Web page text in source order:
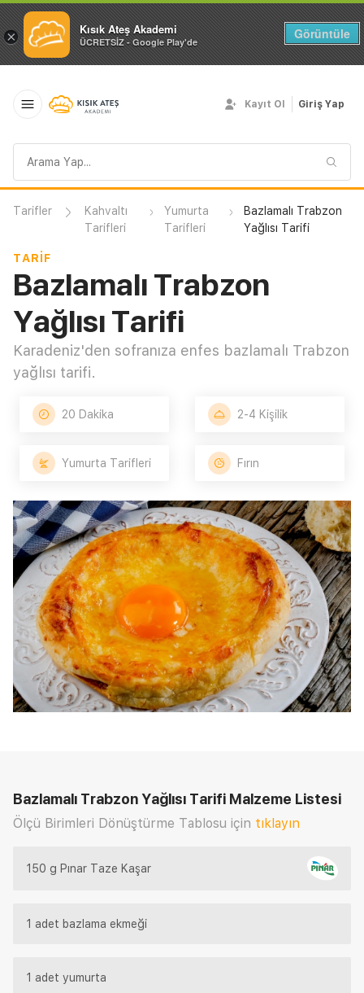
× Kısık Ateş Akademi
ÜCRETSİZ - Google Play'de
Görüntüle
sorgusu
Kayıt Ol Giriş Yap
Tarifler
Kahvaltı
Tarifleri
Yumurta
Tarifleri
Bazlamalı Trabzon
Yağlısı Tarifi
TARIF
Bazlamalı Trabzon
Yağlısı Tarifi
Karadeniz'den sofranıza enfes bazlamalı Trabzon
yağlısı tarifi.
20 Dakika 2-4 Kişilik
Yumurta Tarifleri Fırın
Bazlamalı Trabzon Yağlısı Tarifi Malzeme Listesi
Ölçü Birimleri Dönüştürme Tablosu için tıklayın
150 g Pınar Taze Kaşar
1 adet bazlama ekmeği
1 adet yumurta